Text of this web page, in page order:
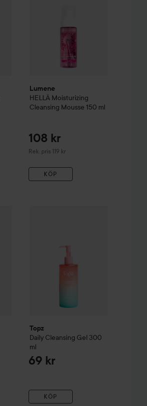
Lumene
HELLÄ Moisturizing
Cleansing Mousse 150 ml
108 kr
Rek. pris 119 kr
Rekommenderat pris 119 kr
KÖP
Topz
Daily Cleansing Gel 300
ml
69 kr
KÖP